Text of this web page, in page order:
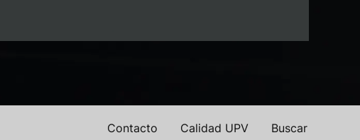
Buscar
Calidad UPV
Contacto